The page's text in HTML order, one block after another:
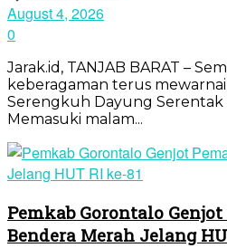
August 4, 2026
0
Jarak.id, TANJAB BARAT –
keberagaman terus
Serengkuh Dayung
Memasuki malam...
Pemkab Gorontalo
Bendera Merah Jelang